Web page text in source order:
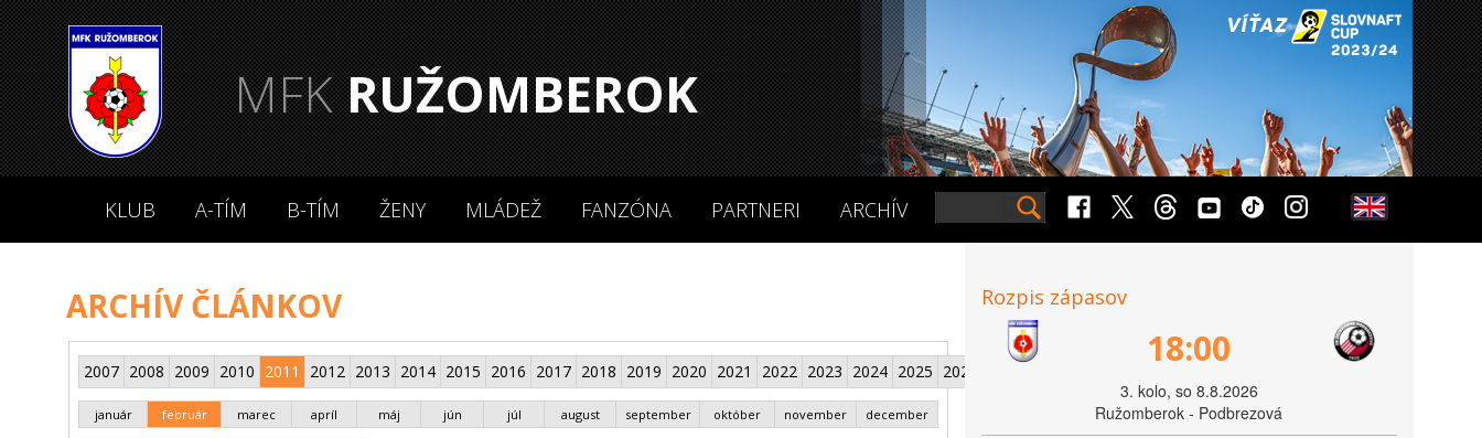
MFKRUŽOMBEROK
KLUB A-TÍM B-TÍM ŽENY MLÁDEŽ FANZÓNA PARTNERI ARCHÍV
ARCHÍV ČLÁNKOV
2007 2008 2009 2010 2011 2012 2013 2014 2015 2016 2017 2018 2019 2020 2021 2022 2023 2024 2025 2026
január február marec apríl máj jún júl august september október november december
Rozpis zápasov
18:00
3. kolo, so 8.8.2026
Ružomberok - Podbrezová